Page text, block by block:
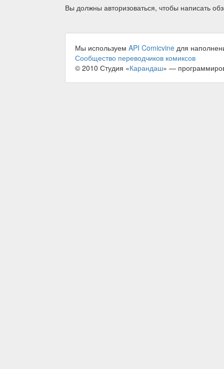
Вы должны авторизоваться, чтобы написать
Мы используем API Comicvine для
Сообщество переводчиков комиксов
© 2010 Студия «Карандаш» —